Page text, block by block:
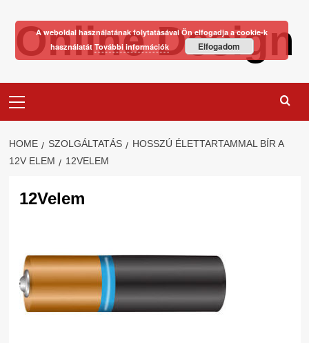
contentOnline Design
Menu
HOME SZOLGÁLTATÁS
HOSSZÚ ÉLETTARTAMMAL BÍR A
12V ELEM
12VELEM
12Velem
A weboldal használatának folytatásával Ön elfogadja a cookie-k
használatát További információk Elfogadom